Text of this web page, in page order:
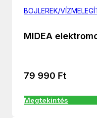
BOJLEREK/
MIDEA
79 990 Ft
Megtekintés